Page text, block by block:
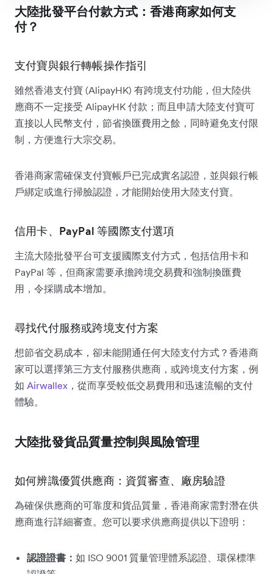
大陸批發平台付款方式：香港商家如何支
付？
支付寶與銀行轉帳操作指引
雖然香港支付寶 (AlipayHK) 有跨境支付功能，但大陸供
應商不一定接受 AlipayHK 付款；而且申請大陸支付寶可
直接以人民幣支付，節省換匯費用之餘，同時避免支付限
制，方便進行大宗交易。
香港商家需確保支付寶帳戶已完成實名認證，並與銀行帳
戶綁定或進行掃臉認證，才能開始使用大陸支付寶。
信用卡、PayPal 等國際支付選項
主流大陸批發平台可支援國際支付方式，包括信用卡和
PayPal 等，但商家需要承擔跨境交易費和強制換匯費
用，令採購成本增加。
尋找代付服務或跨境支付方案
想節省交易成本，卻未能開通任何大陸支付方式？香港商
家可以選擇第三方支付服務供應商，或跨境支付方案，例
如 Airwallex ，從而享受較低交易費用和迅速流暢的支付
體驗。
大陸批發貨品質量控制與風險管理
如何辨識優質供應商：資質審查、廠房驗證
為確保供應商的可靠度和貨品質量，香港商家需對潛在供
應商進行詳細審查。您可以要求供應商提供以下證明：
認證證書： 如 ISO 9001 質量管理體系認證、環保標準